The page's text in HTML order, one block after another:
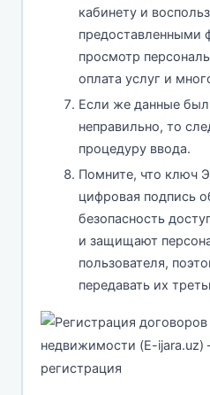
кабинету и
предоставленными
просмотр
оплата услуг и
Если же данные
неправильно, то
процедуру ввода.
Помните, что ключ
цифровая подпись
безопасность
и защищают
пользователя,
передавать их